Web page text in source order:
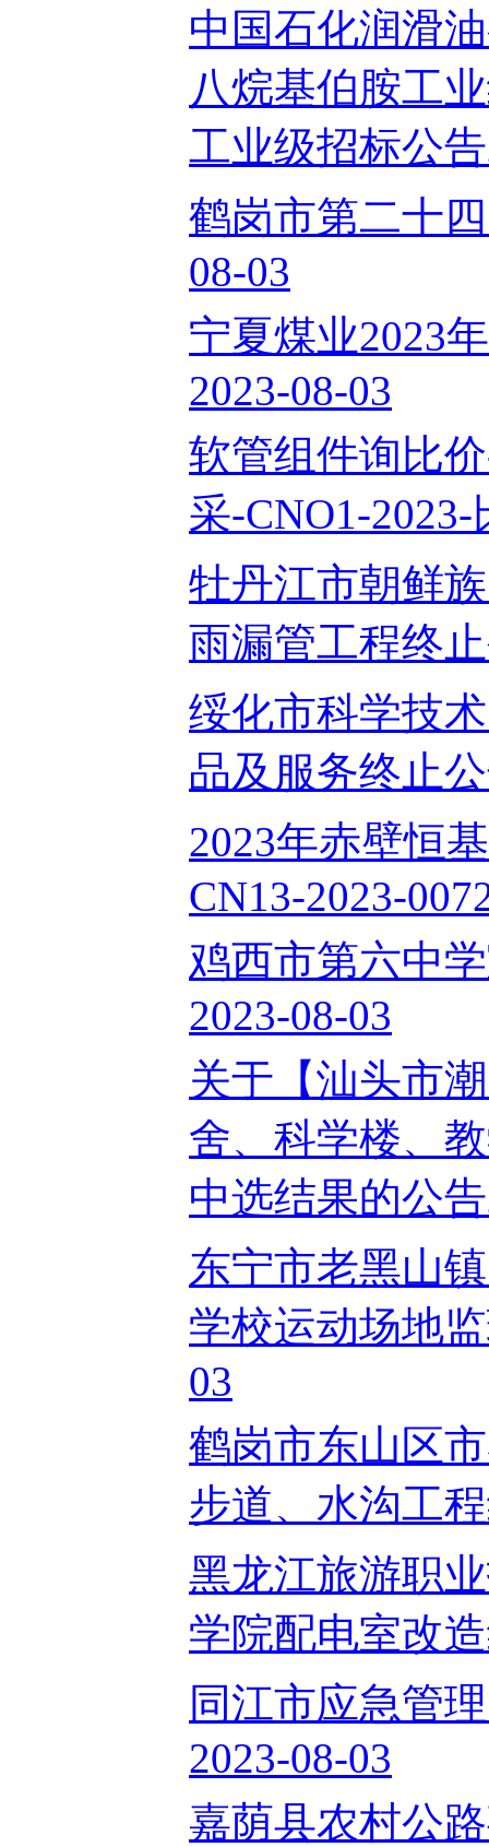
中国石化润滑
八烷基伯胺工
工业级招标公
鹤岗市第二十
08-03
宁夏煤业2023
2023-08-03
软管组件询比
采-CNO1-2023-
牡丹江市朝鲜
雨漏管工程终
绥化市科学技
品及服务终止
2023年赤壁恒
CN13-2023-
鸡西市第六中
2023-08-03
关于【汕头市
舍、科学楼、
中选结果的公
东宁市老黑山
学校运动场地
03
鹤岗市东山区
步道、水沟工
黑龙江旅游职
学院配电室改
同江市应急管
2023-08-03
嘉荫县农村公